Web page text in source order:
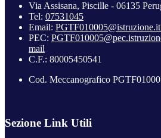
Via Assisana, Piscille - 06135
Tel: 07531045
Email: PGTF010005@istruzione.it
PEC:
mail
C.F.: 80005450541
Cod. Meccanografico
Sezione Link Utili